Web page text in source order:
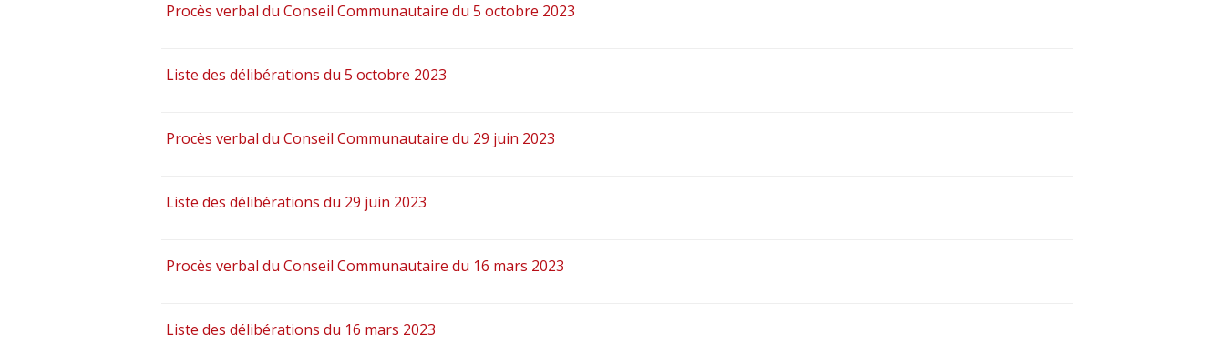
Procès verbal du Conseil Communautaire du 5 octobre 2023
Liste des délibérations du 5 octobre 2023
Procès verbal du Conseil Communautaire du 29 juin 2023
Liste des délibérations du 29 juin 2023
Procès verbal du Conseil Communautaire du 16 mars 2023
Liste des délibérations du 16 mars 2023